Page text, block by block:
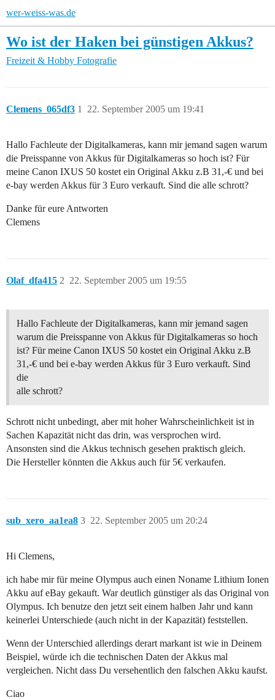
wer-weiss-was.de
Wo ist der Haken bei günstigen Akkus?
Freizeit & Hobby Fotografie
Clemens_065df3 22. September 2005 um 19:41
1
Hallo Fachleute der Digitalkameras, kann mir jemand sagen warum
die Preisspanne von Akkus für Digitalkameras so hoch ist? Für
meine Canon IXUS 50 kostet ein Original Akku z.B 31,-€ und bei
e-bay werden Akkus für 3 Euro verkauft. Sind die alle schrott?
Danke für eure Antworten
Clemens
Olaf_dfa415 22. September 2005 um 19:55
2
Hallo Fachleute der Digitalkameras, kann mir jemand sagen
warum die Preisspanne von Akkus für Digitalkameras so hoch
ist? Für meine Canon IXUS 50 kostet ein Original Akku z.B
31,-€ und bei e-bay werden Akkus für 3 Euro verkauft. Sind
die
alle schrott?
Schrott nicht unbedingt, aber mit hoher Wahrscheinlichkeit ist in
Sachen Kapazität nicht das drin, was versprochen wird.
Ansonsten sind die Akkus technisch gesehen praktisch gleich.
Die Hersteller könnten die Akkus auch für 5€ verkaufen.
sub_xero_aa1ea8 22. September 2005 um 20:24
3
Hi Clemens,
ich habe mir für meine Olympus auch einen Noname Lithium Ionen
Akku auf eBay gekauft. War deutlich günstiger als das Original von
Olympus. Ich benutze den jetzt seit einem halben Jahr und kann
keinerlei Unterschiede (auch nicht in der Kapazität) feststellen.
Wenn der Unterschied allerdings derart markant ist wie in Deinem
Beispiel, würde ich die technischen Daten der Akkus mal
vergleichen. Nicht dass Du versehentlich den falschen Akku kaufst.
Ciao